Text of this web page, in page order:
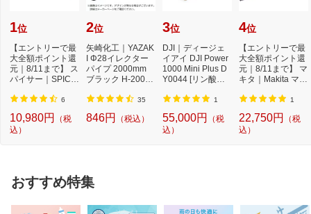
1位
【エントリーで最
大全額ポイント還
元｜8/11まで】 ス
パイサー｜SPICE
ケ...
6
10,980円
（税
込）
2位
矢崎化工｜YAZAK
I Φ28イレクター
パイプ 2000mm
ブラック H-2000-
35
846円 （税込）
3位
DJI｜ディージェ
イアイ DJI Power
1000 Mini Plus D
Y0044 [リン酸鉄
電...
1
55,000円
（税
込）
4位
【エントリーで最
大全額ポイント還
元｜8/11まで】 マ
キタ｜Makita マキ
1
22,750円
（税
込）
おすすめ特集